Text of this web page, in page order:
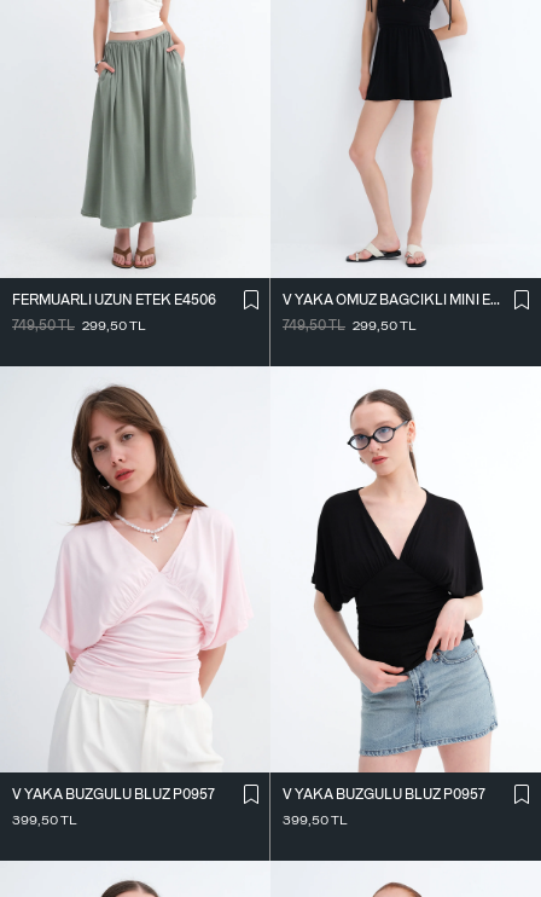
FERMUARLI UZUN ETEK E4506
749,50TL 299,50TL
V YAKA OMUZ BAĞCIKLI MINI ELBISE E3394
749,50TL 299,50TL
V YAKA BÜZGÜLÜ BLUZ P0957
399,50TL
V YAKA BÜZGÜLÜ BLUZ P0957
399,50TL